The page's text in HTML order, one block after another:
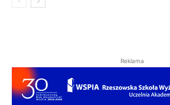
Reklama